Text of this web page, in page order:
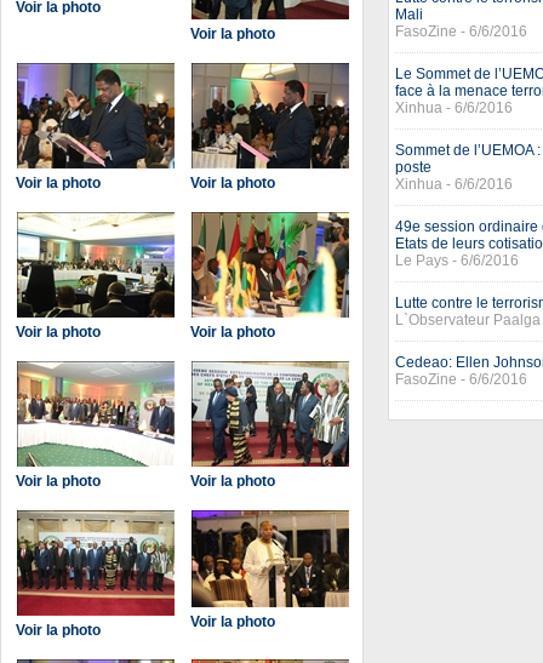
Voir la photo
Voir la photo
Voir la photo Voir la photo
Voir la photo Voir la photo
Voir la photo Voir la photo
Voir la photo Voir la photo
Mali
FasoZine - 6/6/2016
Le Sommet de
face à la menace
Xinhua - 6/6/2016
Sommet de
poste
Xinhua - 6/6/2016
49e session ordinaire
Etats de leurs
Le Pays - 6/6/2016
Lutte contre le
L`Observateur
Cedeao: Ellen
FasoZine - 6/6/2016